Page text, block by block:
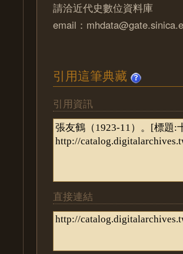
請洽近代史數位資料庫
email：
引用這筆典藏
引用資訊
直接連結